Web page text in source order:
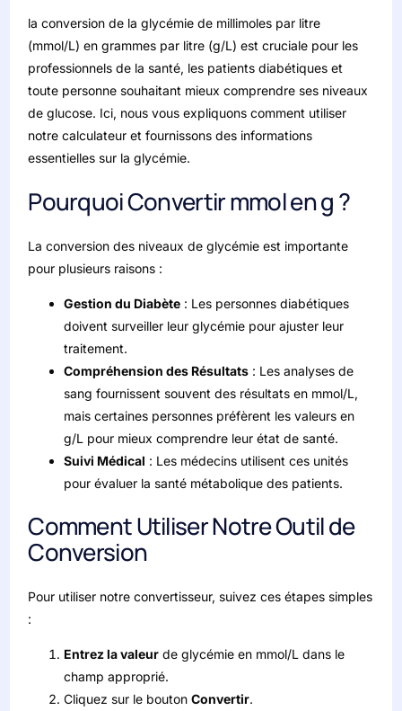
la conversion de la glycémie de millimoles par litre
(mmol/L) en grammes par litre (g/L) est cruciale pour les
professionnels de la santé, les patients diabétiques et
toute personne souhaitant mieux comprendre ses niveaux
de glucose. Ici, nous vous expliquons comment utiliser
notre calculateur et fournissons des informations
essentielles sur la glycémie.
Pourquoi Convertir mmol en g ?
La conversion des niveaux de glycémie est importante
pour plusieurs raisons :
Gestion du Diabète : Les personnes diabétiques
doivent surveiller leur glycémie pour ajuster leur
traitement.
Compréhension des Résultats : Les analyses de
sang fournissent souvent des résultats en mmol/L,
mais certaines personnes préfèrent les valeurs en
g/L pour mieux comprendre leur état de santé.
Suivi Médical : Les médecins utilisent ces unités
pour évaluer la santé métabolique des patients.
Comment Utiliser Notre Outil de
Conversion
Pour utiliser notre convertisseur, suivez ces étapes simples
:
Entrez la valeur de glycémie en mmol/L dans le
champ approprié.
Cliquez sur le boutonConvertir.